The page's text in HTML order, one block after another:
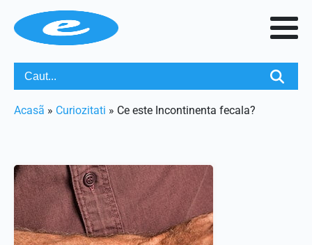
Acasã » Curiozitati » Ce este Incontinenta fecala?